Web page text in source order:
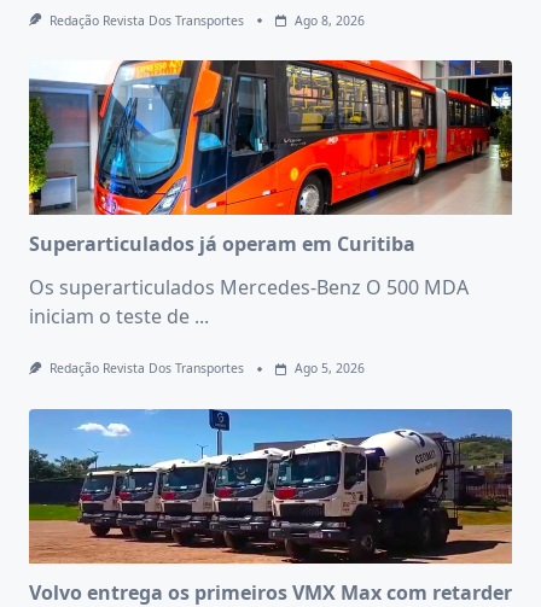
Redação Revista Dos Transportes Ago 8, 2026
Superarticulados já operam em Curitiba
Os superarticulados Mercedes-Benz O 500 MDA
iniciam o teste de ...
Redação Revista Dos Transportes Ago 5, 2026
Volvo entrega os primeiros VMX Max com retarder